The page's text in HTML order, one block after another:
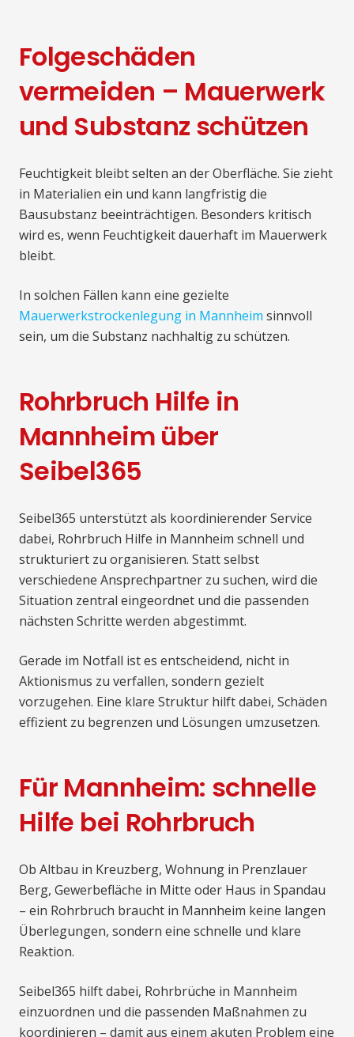
Folgeschäden
vermeiden – Mauerwerk
und Substanz schützen
Feuchtigkeit bleibt selten an der Oberfläche. Sie zieht
in Materialien ein und kann langfristig die
Bausubstanz beeinträchtigen. Besonders kritisch
wird es, wenn Feuchtigkeit dauerhaft im Mauerwerk
bleibt.
In solchen Fällen kann eine gezielte
Mauerwerkstrockenlegung in Mannheim sinnvoll
sein, um die Substanz nachhaltig zu schützen.
Rohrbruch Hilfe in
Mannheim über
Seibel365
Seibel365 unterstützt als koordinierender Service
dabei, Rohrbruch Hilfe in Mannheim schnell und
strukturiert zu organisieren. Statt selbst
verschiedene Ansprechpartner zu suchen, wird die
Situation zentral eingeordnet und die passenden
nächsten Schritte werden abgestimmt.
Gerade im Notfall ist es entscheidend, nicht in
Aktionismus zu verfallen, sondern gezielt
vorzugehen. Eine klare Struktur hilft dabei, Schäden
effizient zu begrenzen und Lösungen umzusetzen.
Für Mannheim: schnelle
Hilfe bei Rohrbruch
Ob Altbau in Kreuzberg, Wohnung in Prenzlauer
Berg, Gewerbefläche in Mitte oder Haus in Spandau
– ein Rohrbruch braucht in Mannheim keine langen
Überlegungen, sondern eine schnelle und klare
Reaktion.
Seibel365 hilft dabei, Rohrbrüche in Mannheim
einzuordnen und die passenden Maßnahmen zu
koordinieren – damit aus einem akuten Problem eine